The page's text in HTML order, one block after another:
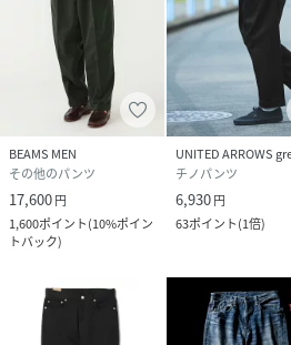
BEAMS MEN
その他のパンツ
17,600円
1,600ポイント(10%ポイン
トバック)
チノパンツ
6,930円
63ポイント(1倍)